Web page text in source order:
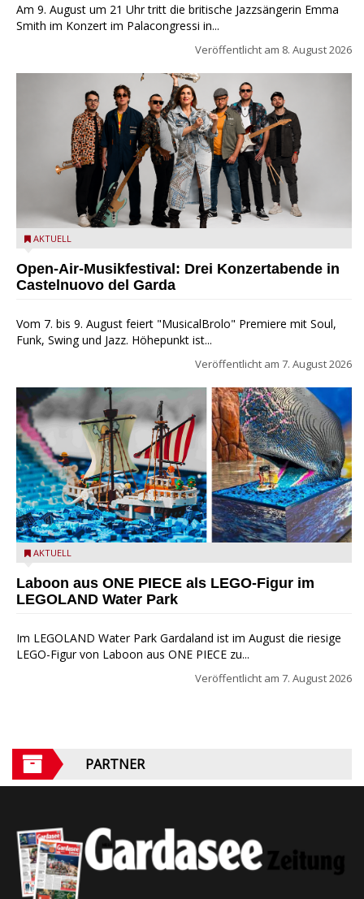
Am 9. August um 21 Uhr tritt die britische Jazzsängerin Emma
Smith im Konzert im Palacongressi in...
Veröffentlicht am 8. August 2026
Castelnuovo del Garda: Die "Dirotta su Cuba" zu Gast beim
AKTUELL
Open-Air-Musikfestival: Drei Konzertabende in
Castelnuovo del Garda
Vom 7. bis 9. August feiert "MusicalBrolo" Premiere mit Soul,
Funk, Swing und Jazz. Höhepunkt ist...
Veröffentlicht am 7. August 2026
Laboon aus ONE PIECE als LEGO-Figur im LEGOLAND Water
AKTUELL
Laboon aus ONE PIECE als LEGO-Figur im
LEGOLAND Water Park
Im LEGOLAND Water Park Gardaland ist im August die riesige
LEGO-Figur von Laboon aus ONE PIECE zu...
Veröffentlicht am 7. August 2026
PARTNER